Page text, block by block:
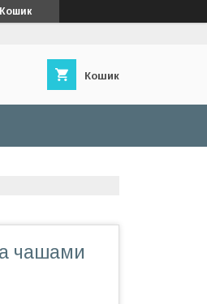
Кошик
Кошик
чашами